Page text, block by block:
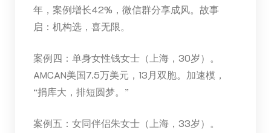
年，案例增长42%，微信群分享成风。故事
启：机构选，喜无限。
案例四：单身女性钱女士（上海，30岁）。
AMCAN美国7.5万美元，13月双胞。加速模，
“捐库大，排短圆梦。”
案例五：女同伴侣朱女士（上海，33岁）。